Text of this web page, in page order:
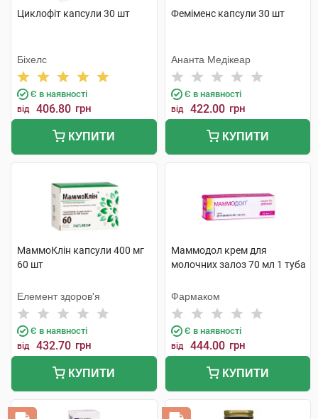
Циклофіт капсули 30 шт
Біхелс
Є в наявності
від 406.80 грн
КУПИТИ
Феміменс капсули 30 шт
Ананта Медікеар
Є в наявності
від 422.00 грн
КУПИТИ
МаммоКлін капсули 400 мг
60 шт
Елемент здоров'я
Є в наявності
від 432.70 грн
КУПИТИ
Маммодол крем для
молочних залоз 70 мл 1 туба
Фармаком
Є в наявності
від 444.00 грн
КУПИТИ